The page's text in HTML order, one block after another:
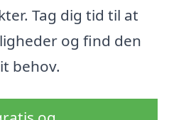
Tag dig tid til at
og find den
behov.